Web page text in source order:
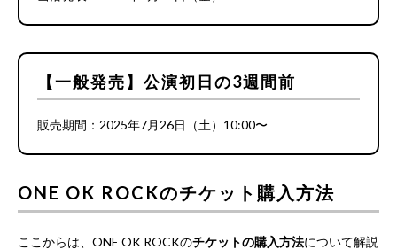
【一般発売】公演初日の3週間前
販売期間：2025年7月26日（土）10:00〜
ONE OK ROCKのチケット購入方法
ここからは、ONE OK ROCKのチケットの購入方法について解説